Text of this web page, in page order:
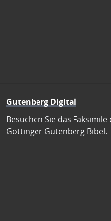
Gutenberg Digital
Besuchen Sie das Faksimile
Göttinger Gutenberg Bibel.